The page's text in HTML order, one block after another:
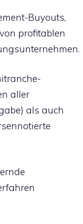
Buyouts,
profitablen
aller
als auch